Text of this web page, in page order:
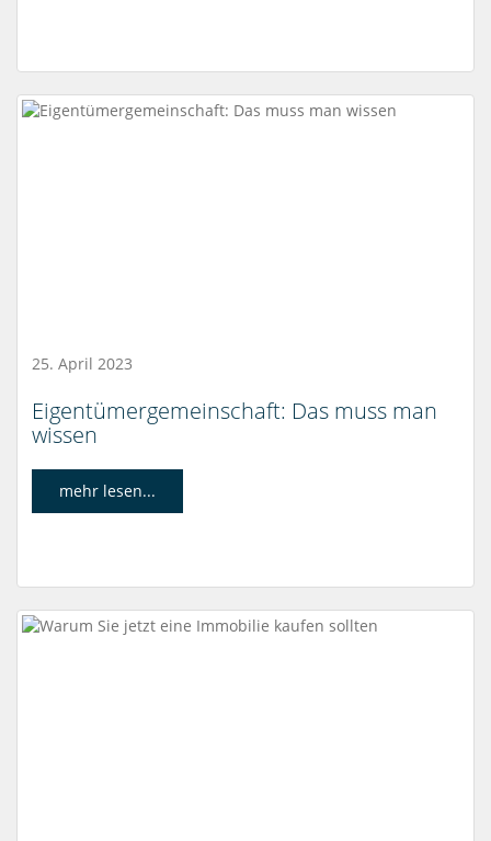
25. April 2023
Eigentümergemeinschaft: Das muss man
wissen
mehr lesen...